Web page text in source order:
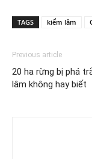
TAGS kiểm lâm
Previous article
20 ha rừng bị phá
lâm không hay biết